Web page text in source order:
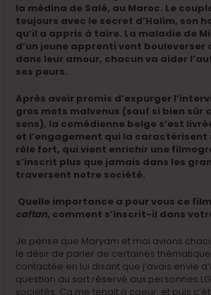
la médina de Salé, au Maroc. Le
toujours avec le secret d’Halim, son
qu’il a appris à taire. La maladie de
d’un jeune apprenti vont bouleverser
dans leur amour, chacun va aider
ses peurs.
Après avoir promis d’expurger
gros mots malvenus (sauf si bien sûr
sens), la comédienne belge s’est
et l’engagement qui la caractérisent
rôle fort, qui vient enrichir une
s’inscrit plus que jamais dans les
traversent notre société.
Quelle importance a pour vous ce
caftan, comment s’inscrit-il dans
Je pense que Maryam et moi avions
le désir de parler de certaines
contactée en lui disant que j’avais envie
question du sort réservé aux personnes
sociétés. Ca me tenait à coeur, et puis